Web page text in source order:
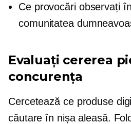
Ce provocări observați
comunitatea
Evaluați cererea
concurența
Cercetează ce produse
căutare în nișa aleasă.